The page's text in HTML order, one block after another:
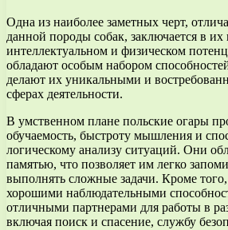
Одна из наиболее заметных черт,
данной породы собак, заключается в
интеллектуальном и физическом
обладают особым набором
делают их уникальными и
сферах деятельности.
В умственном плане польские огары
обучаемость, быстроту мышления и
логическому анализу ситуаций. Они
памятью, что позволяет им легко
выполнять сложные задачи. Кроме
хорошими наблюдательными
отличными партнерами для работы в
включая поиск и спасение, службу